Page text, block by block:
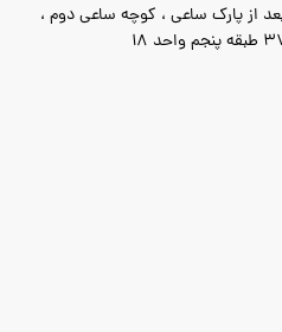
از پارک ساعی ، کوچه ساعی دوم ،